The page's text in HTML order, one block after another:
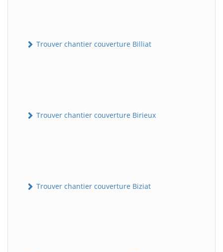
Trouver chantier couverture Billiat
Trouver chantier couverture Birieux
Trouver chantier couverture Biziat